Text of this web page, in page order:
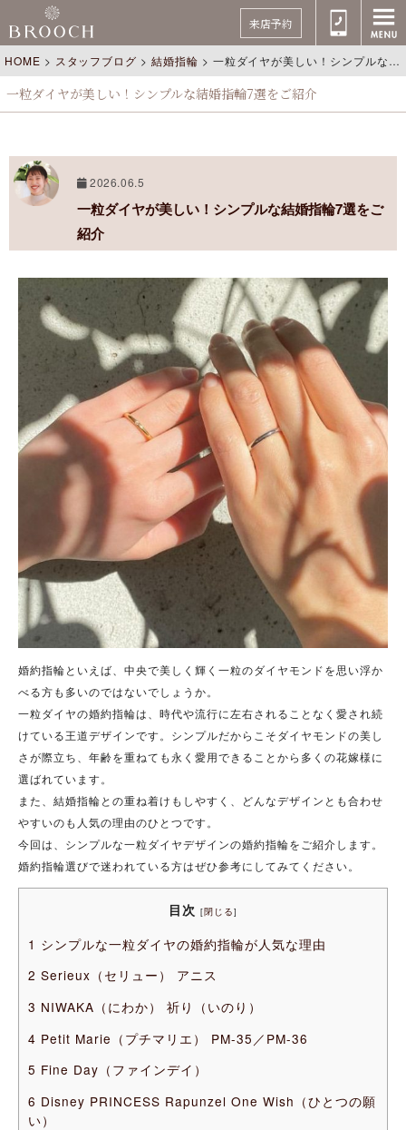
来店予約
HOME > スタッフブログ >結婚指輪 > 一粒ダイヤが美しい！シンプルな結婚指輪7選をご紹介
一粒ダイヤが美しい！シンプルな結婚指輪7選をご紹介
2026.06.5
一粒ダイヤが美しい！シンプルな結婚指輪7選をご
紹介
婚約指輪といえば、中央で美しく輝く一粒のダイヤモンドを思い浮か
べる方も多いのではないでしょうか。
一粒ダイヤの婚約指輪は、時代や流行に左右されることなく愛され続
けている王道デザインです。シンプルだからこそダイヤモンドの美し
さが際立ち、年齢を重ねても永く愛用できることから多くの花嫁様に
選ばれています。
また、結婚指輪との重ね着けもしやすく、どんなデザインとも合わせ
やすいのも人気の理由のひとつです。
今回は、シンプルな一粒ダイヤデザインの婚約指輪をご紹介します。
婚約指輪選びで迷われている方はぜひ参考にしてみてください。
目次 [閉じる]
1 シンプルな一粒ダイヤの婚約指輪が人気な理由
2 Serieux（セリュー） アニス
3 NIWAKA（にわか） 祈り（いのり）
4 Petit Marie（プチマリエ） PM-35／PM-36
5 Fine Day（ファインデイ）
6 Disney PRINCESS Rapunzel One Wish（ひとつの願
い）